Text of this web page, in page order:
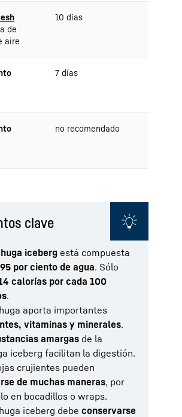
de
aire
10 días
7 días
no recomendado
clave
iceberg está compuesta
por ciento de agua. Sólo
calorías por cada 100
.
aporta importantes
vitaminas y minerales.
amargas de la
iceberg facilitan la digestión.
crujientes pueden
de muchas maneras, por
en bocadillos o wraps.
iceberg debe conservarse